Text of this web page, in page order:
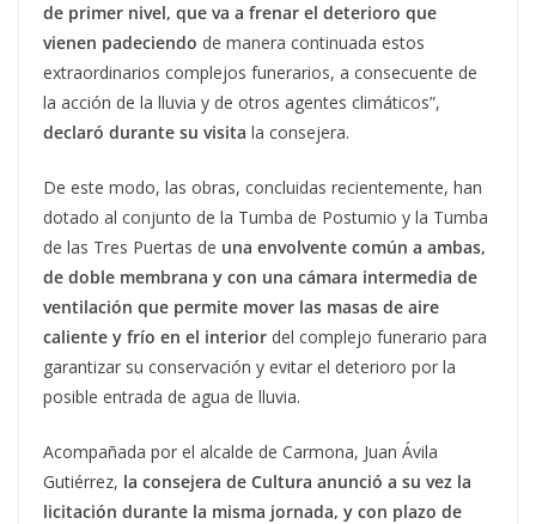
de primer nivel, que va a frenar el deterioro que
vienen padeciendo de manera continuada estos
extraordinarios complejos funerarios, a consecuente de
la acción de la lluvia y de otros agentes climáticos”,
declaró durante su visita la consejera.
De este modo, las obras, concluidas recientemente, han
dotado al conjunto de la Tumba de Postumio y la Tumba
de las Tres Puertas de una envolvente común a ambas,
de doble membrana y con una cámara intermedia de
ventilación que permite mover las masas de aire
caliente y frío en el interior del complejo funerario para
garantizar su conservación y evitar el deterioro por la
posible entrada de agua de lluvia.
Acompañada por el alcalde de Carmona, Juan Ávila
Gutiérrez, la consejera de Cultura anunció a su vez la
licitación durante la misma jornada, y con plazo de